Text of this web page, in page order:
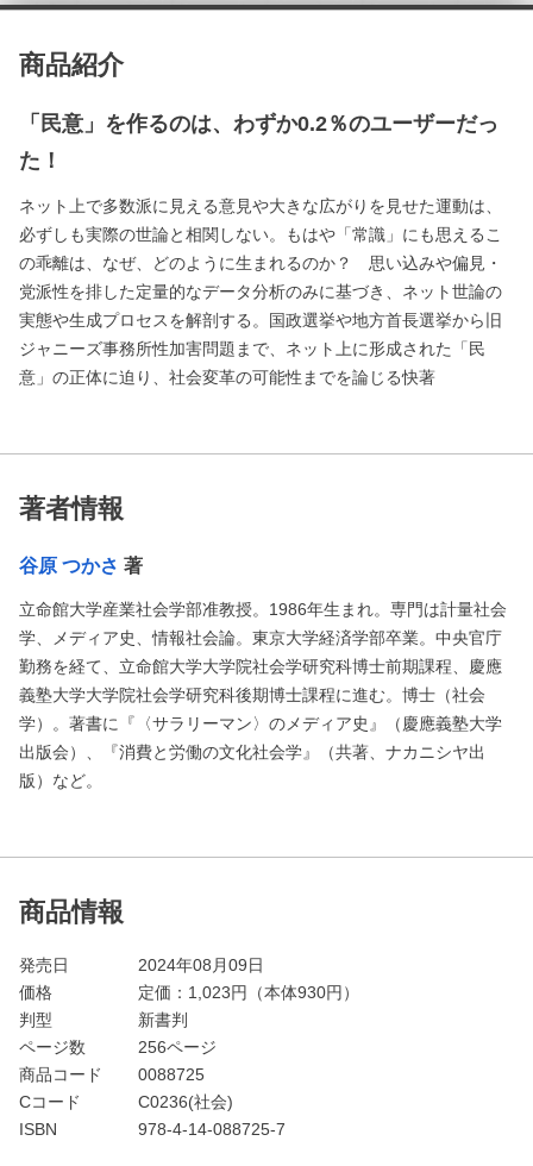
商品紹介
「民意」を作るのは、わずか0.2％のユーザーだっ
た！
ネット上で多数派に見える意見や大きな広がりを見せた運動は、
必ずしも実際の世論と相関しない。もはや「常識」にも思えるこ
の乖離は、なぜ、どのように生まれるのか？ 思い込みや偏見・
党派性を排した定量的なデータ分析のみに基づき、ネット世論の
実態や生成プロセスを解剖する。国政選挙や地方首長選挙から旧
ジャニーズ事務所性加害問題まで、ネット上に形成された「民
意」の正体に迫り、社会変革の可能性までを論じる快著
著者情報
谷原 つかさ 著
立命館大学産業社会学部准教授。1986年生まれ。専門は計量社会
学、メディア史、情報社会論。東京大学経済学部卒業。中央官庁
勤務を経て、立命館大学大学院社会学研究科博士前期課程、慶應
義塾大学大学院社会学研究科後期博士課程に進む。博士（社会
学）。著書に『〈サラリーマン〉のメディア史』（慶應義塾大学
出版会）、『消費と労働の文化社会学』（共著、ナカニシヤ出
版）など。
商品情報
発売日
2024年08月09日
価格
定価： 1,023円（本体930円）
判型
新書判
ページ数
256ページ
商品コード
0088725
Cコード
C0236(社会)
ISBN
978-4-14-088725-7